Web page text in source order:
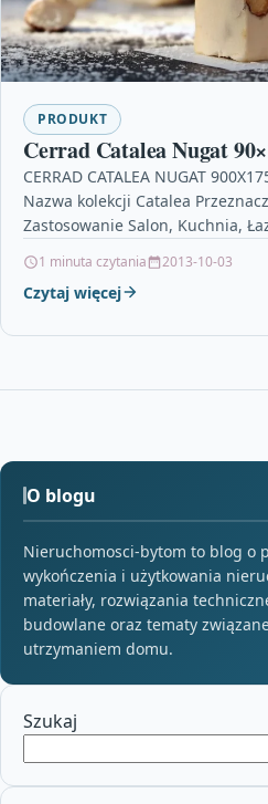
PRODUKT
Cerrad Catalea Nugat
CERRAD CATALEA NUGAT
Nazwa kolekcji Catalea
Zastosowanie Salon, Kuchnia,
kolekcji Catalea…
1 minuta czytania 2013-10-03
Czytaj więcej
O blogu
Nieruchomosci-bytom to blog o
wykończenia i użytkowania
materiały, rozwiązania
budowlane oraz tematy
utrzymaniem domu.
Szukaj